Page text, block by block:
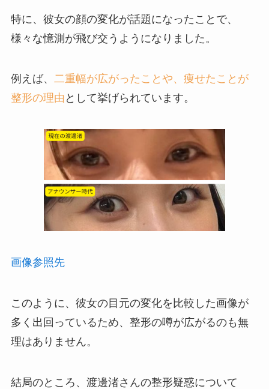
特に、彼女の顔の変化が話題になったことで、
様々な憶測が飛び交うようになりました。
例えば、 二重幅が広がったことや、痩せたことが
整形の理由 として挙げられています。
画像参照先
このように、彼女の目元の変化を比較した画像が
多く出回っているため、整形の噂が広がるのも無
理はありません。
結局のところ、渡邊渚さんの整形疑惑について